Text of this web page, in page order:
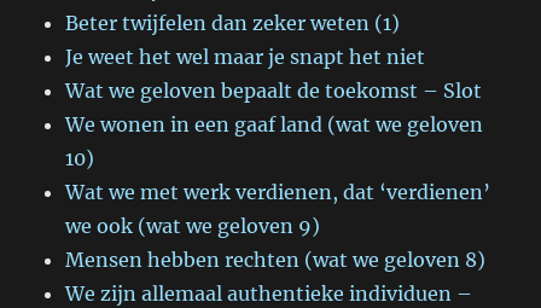
Beter twijfelen dan zeker weten (1)
Je weet het wel maar je snapt het niet
Wat we geloven bepaalt de toekomst – Slot
We wonen in een gaaf land (wat we geloven
10)
Wat we met werk verdienen, dat ‘verdienen’
we ook (wat we geloven 9)
Mensen hebben rechten (wat we geloven 8)
We zijn allemaal authentieke individuen –